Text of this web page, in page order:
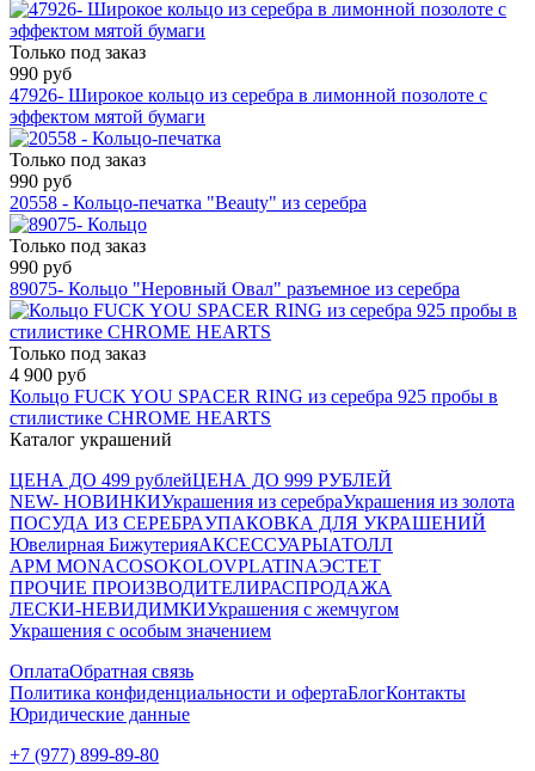
Только под заказ
990 руб
47926- Широкое кольцо из серебра в лимонной позолоте с
эффектом мятой бумаги
Только под заказ
990 руб
20558 - Кольцо-печатка "Beauty" из серебра
Только под заказ
990 руб
89075- Кольцо "Неровный Овал" разъемное из серебра
Только под заказ
4 900 руб
Кольцо FUCK YOU SPACER RING из серебра 925 пробы в
стилистике CHROME HEARTS
Каталог украшений
ЦЕНА ДО 499 рублейЦЕНА ДО 999 РУБЛЕЙ
NEW- НОВИНКИУкрашения из серебраУкрашения из золота
ПОСУДА ИЗ СЕРЕБРАУПАКОВКА ДЛЯ УКРАШЕНИЙ
Ювелирная БижутерияАКСЕССУАРЫАТОЛЛ
APM MONACOSOKOLOVPLATINAЭСТЕТ
ПРОЧИЕ ПРОИЗВОДИТЕЛИРАСПРОДАЖА
ЛЕСКИ-НЕВИДИМКИУкрашения с жемчугом
Украшения с особым значением
ОплатаОбратная связь
Политика конфиденциальности и офертаБлогКонтакты
Юридические данные
+7 (977) 899-89-80